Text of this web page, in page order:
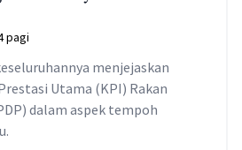
pagi
menjejaskan
Utama (KPI) Rakan
dalam aspek tempoh